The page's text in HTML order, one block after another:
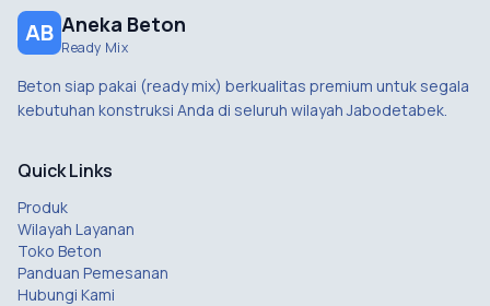
AB Aneka Beton
Ready Mix
Beton siap pakai (ready mix) berkualitas premium untuk segala
kebutuhan konstruksi Anda di seluruh wilayah Jabodetabek.
Quick Links
Produk
Wilayah Layanan
Toko Beton
Panduan Pemesanan
Hubungi Kami